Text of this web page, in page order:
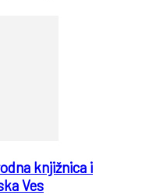
knjižnica i
Ves